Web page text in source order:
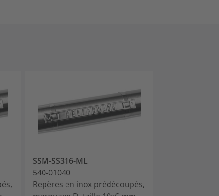
SSM-SS316-ML
540-01040
Repères en inox prédécoupés,